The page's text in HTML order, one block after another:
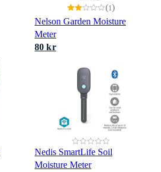
Nelson Garden Moisture
Meter
(1)
80 kr
Nedis SmartLife Soil
Moisture Meter